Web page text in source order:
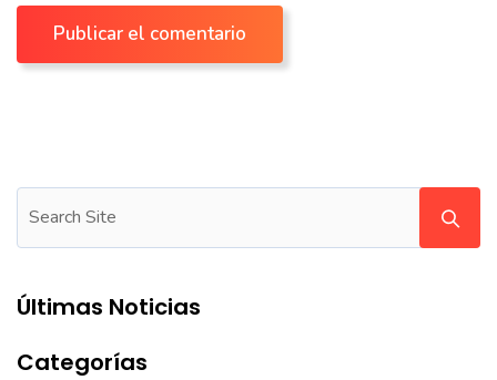
Publicar el comentario
Últimas Noticias
Categorías